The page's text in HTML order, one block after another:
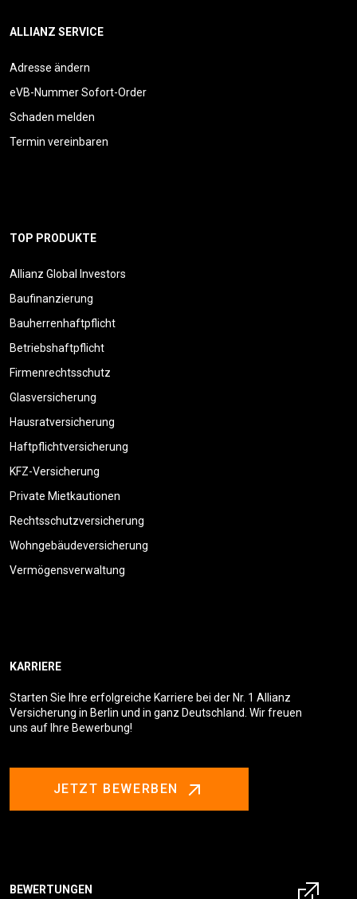
ALLIANZ SERVICE
Adresse ändern
eVB-Nummer Sofort-Order
Schaden melden
Termin vereinbaren
TOP PRODUKTE
Allianz Global Investors
Baufinanzierung
Bauherrenhaftpflicht
Betriebshaftpflicht
Firmenrechtsschutz
Glasversicherung
Hausratversicherung
Haftpflichtversicherung
KFZ-Versicherung
Private Mietkautionen
Rechtsschutzversicherung
Wohngebäudeversicherung
Vermögensverwaltung
KARRIERE
Starten Sie Ihre erfolgreiche Karriere bei der Nr. 1 Allianz
Versicherung in Berlin und in ganz Deutschland. Wir freuen
uns auf Ihre Bewerbung!
JETZT BEWERBEN
BEWERTUNGEN